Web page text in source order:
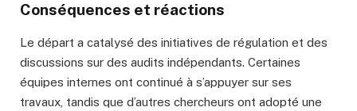
Conséquences et réactions
Le départ a catalysé des initiatives de régulation et des
discussions sur des audits indépendants. Certaines
équipes internes ont continué à s’appuyer sur ses
travaux, tandis que d’autres chercheurs ont adopté une